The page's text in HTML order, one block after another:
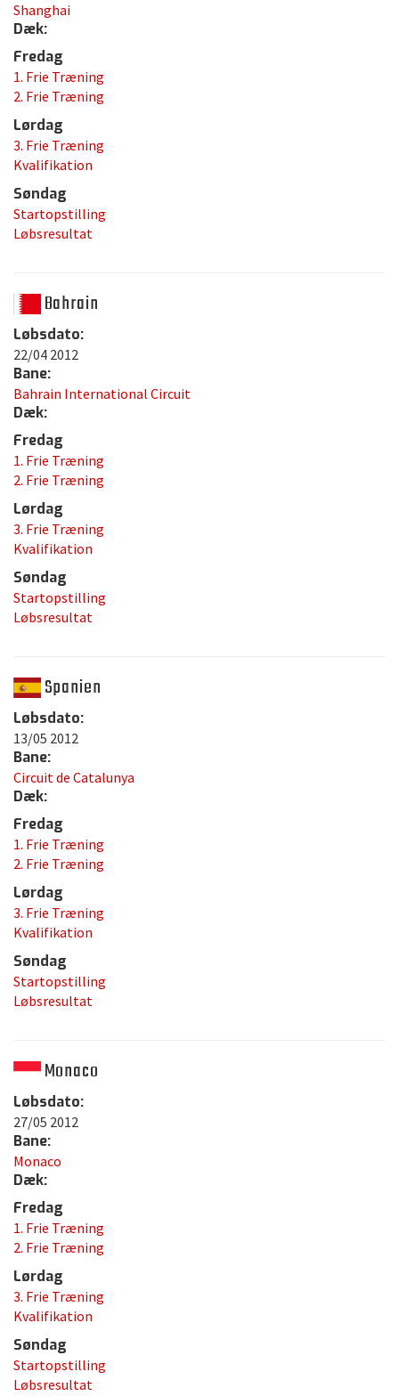
Shanghai
Dæk:
Fredag
1. Frie Træning
2. Frie Træning
Lørdag
3. Frie Træning
Kvalifikation
Søndag
Startopstilling
Løbsresultat
Bahrain
Løbsdato:
22/04 2012
Bane:
Bahrain International Circuit
Dæk:
Fredag
1. Frie Træning
2. Frie Træning
Lørdag
3. Frie Træning
Kvalifikation
Søndag
Startopstilling
Løbsresultat
Spanien
Løbsdato:
13/05 2012
Bane:
Circuit de Catalunya
Dæk:
Fredag
1. Frie Træning
2. Frie Træning
Lørdag
3. Frie Træning
Kvalifikation
Søndag
Startopstilling
Løbsresultat
Monaco
Løbsdato:
27/05 2012
Bane:
Monaco
Dæk:
Fredag
1. Frie Træning
2. Frie Træning
Lørdag
3. Frie Træning
Kvalifikation
Søndag
Startopstilling
Løbsresultat